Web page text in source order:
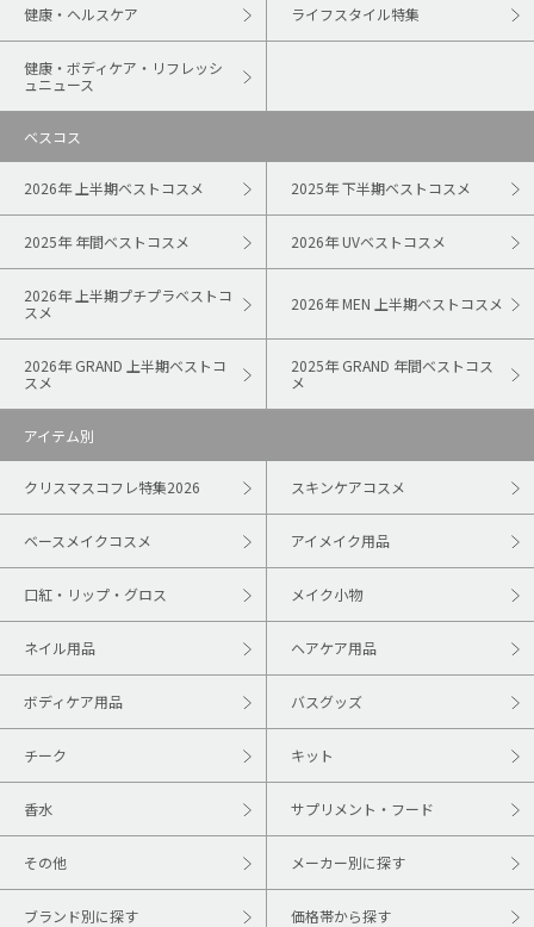
健康・ヘルスケア ライフスタイル特集
健康・ボディケア・リフレッシ
ュニュース
ベスコス
2026年 上半期ベストコスメ 2025年 下半期ベストコスメ
2025年 年間ベストコスメ 2026年 UVベストコスメ
2026年 上半期プチプラベストコ
スメ
2026年 MEN 上半期ベストコスメ
2026年 GRAND 上半期ベストコ
スメ
2025年 GRAND 年間ベストコス
メ
アイテム別
クリスマスコフレ特集2026 スキンケアコスメ
ベースメイクコスメ アイメイク用品
口紅・リップ・グロス メイク小物
ネイル用品 ヘアケア用品
ボディケア用品 バスグッズ
チーク キット
香水 サプリメント・フード
その他 メーカー別に探す
ブランド別に探す 価格帯から探す